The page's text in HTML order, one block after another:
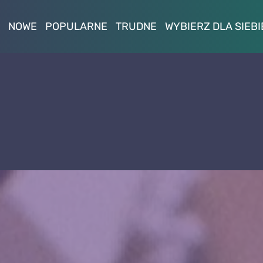
NOWE POPULARNE TRUDNE WYBIERZ DLA